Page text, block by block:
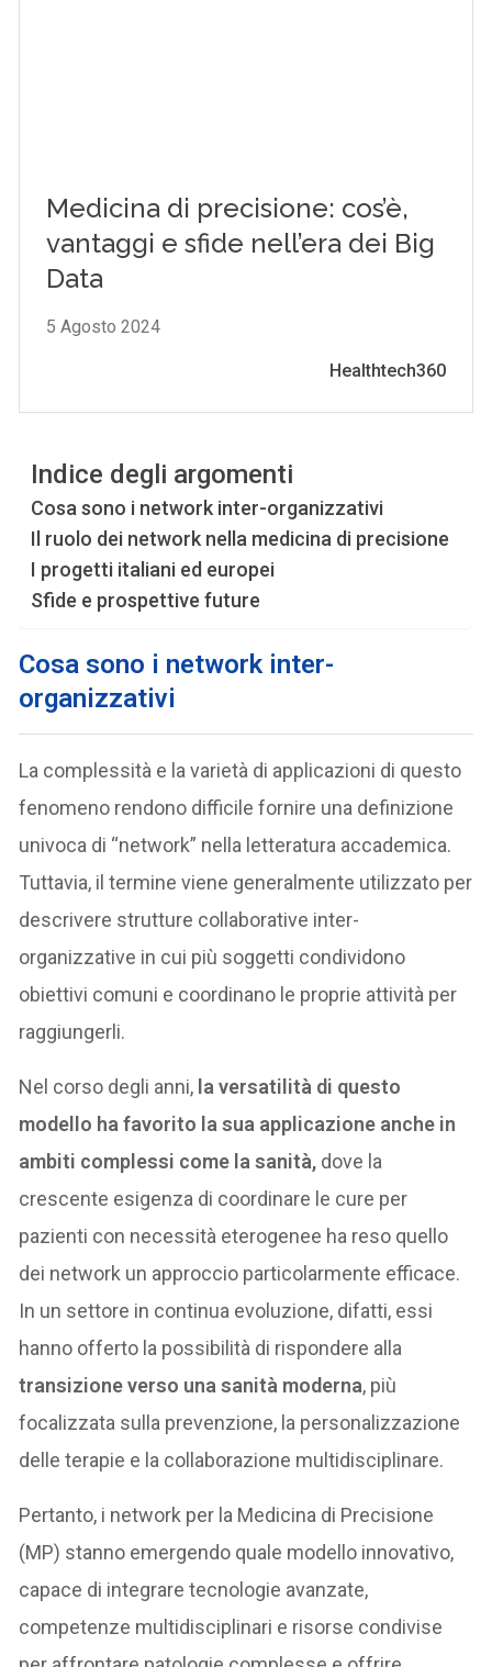
Indice degli argomenti
Cosa sono i network inter-organizzativi
Il ruolo dei network nella medicina di precisione
I progetti italiani ed europei
Sfide e prospettive future
Cosa sono i network inter-
organizzativi
La complessità e la varietà di applicazioni di questo
fenomeno rendono difficile fornire una definizione
univoca di “network” nella letteratura accademica.
Tuttavia, il termine viene generalmente utilizzato per
descrivere strutture collaborative inter-
organizzative in cui più soggetti condividono
obiettivi comuni e coordinano le proprie attività per
raggiungerli.
Nel corso degli anni, la versatilità di questo
modello ha favorito la sua applicazione anche in
ambiti complessi come la sanità, dove la
crescente esigenza di coordinare le cure per
pazienti con necessità eterogenee ha reso quello
dei network un approccio particolarmente efficace.
In un settore in continua evoluzione, difatti, essi
hanno offerto la possibilità di rispondere alla
transizione verso una sanità moderna, più
focalizzata sulla prevenzione, la personalizzazione
delle terapie e la collaborazione multidisciplinare.
Pertanto, i network per la Medicina di Precisione
(MP) stanno emergendo quale modello innovativo,
capace di integrare tecnologie avanzate,
competenze multidisciplinari e risorse condivise